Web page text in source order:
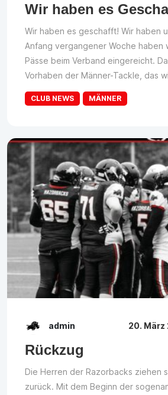
Wir haben es
Wir haben es geschafft! Wir haben
Anfang vergangener Woche haben
Pässe beim Verband eingereicht.
Vorhaben der Männer-Tackle, das
CLUB NEWS MÄNNER
admin 20. März
Rückzug
Die Herren der Razorbacks ziehen
zurück. Mit dem Beginn der